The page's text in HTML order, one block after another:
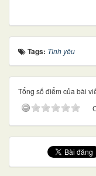
Tags: Tình yêu
Tổng số điểm của bài